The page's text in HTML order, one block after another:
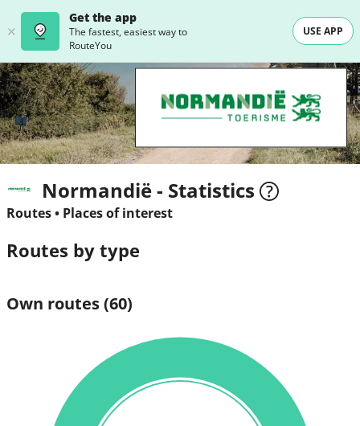
Get the app
The fastest, easiest way to
RouteYou
USE APP
Normandië - Statistics
Routes• Places of interest
Routes by type
Own routes(60)